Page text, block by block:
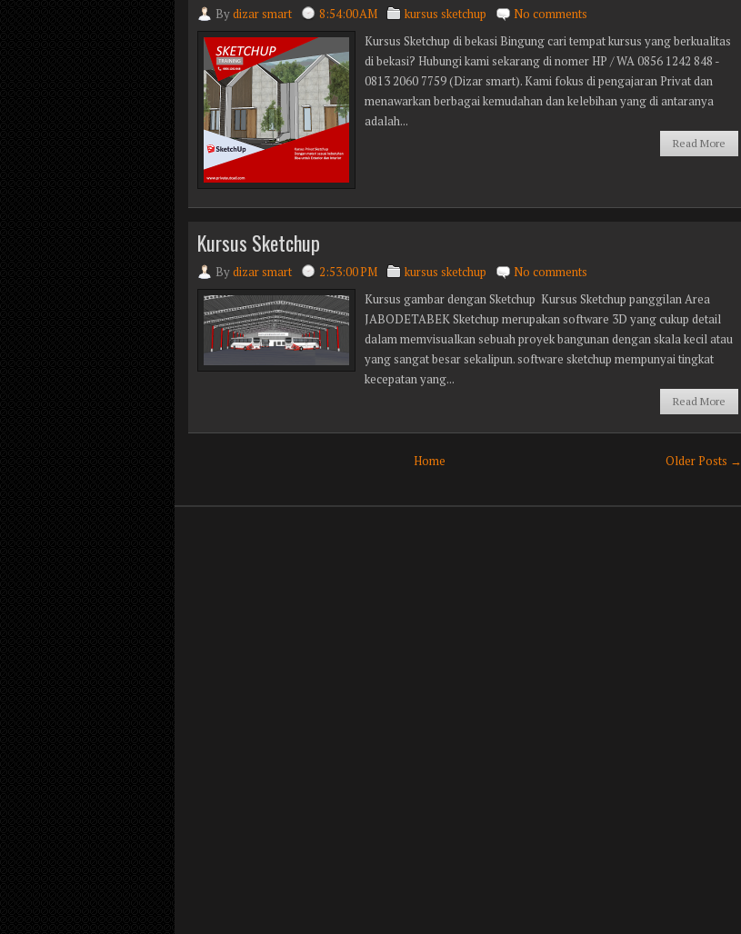
Bydizar smart 8:54:00 AM kursus sketchup
No comments
Kursus Sketchup di bekasi Bingung cari tempat kursus yang berkualitas
di bekasi? Hubungi kami sekarang di nomer HP / WA 0856 1242 848 -
0813 2060 7759 (Dizar smart). Kami fokus di pengajaran Privat dan
menawarkan berbagai kemudahan dan kelebihan yang di antaranya
adalah...
Read More
Kursus Sketchup
Bydizar smart 2:53:00 PM kursus sketchup
No comments
Kursus gambar dengan Sketchup Kursus Sketchup panggilan Area
JABODETABEK Sketchup merupakan software 3D yang cukup detail
dalam memvisualkan sebuah proyek bangunan dengan skala kecil atau
yang sangat besar sekalipun. software sketchup mempunyai tingkat
kecepatan yang...
Read More
Older Posts →
Home